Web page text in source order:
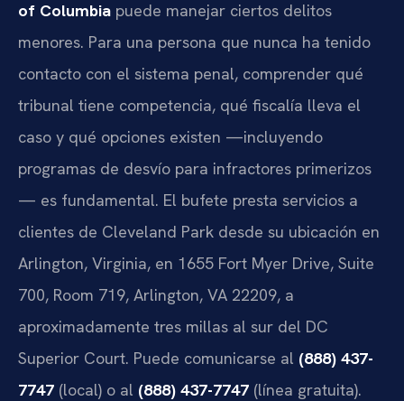
of Columbia puede manejar ciertos delitos
menores. Para una persona que nunca ha tenido
contacto con el sistema penal, comprender qué
tribunal tiene competencia, qué fiscalía lleva el
caso y qué opciones existen —incluyendo
programas de desvío para infractores primerizos
— es fundamental. El bufete presta servicios a
clientes de Cleveland Park desde su ubicación en
Arlington, Virginia, en 1655 Fort Myer Drive, Suite
700, Room 719, Arlington, VA 22209, a
aproximadamente tres millas al sur del DC
Superior Court. Puede comunicarse al (888) 437-
7747 (local) o al (888) 437-7747 (línea gratuita).